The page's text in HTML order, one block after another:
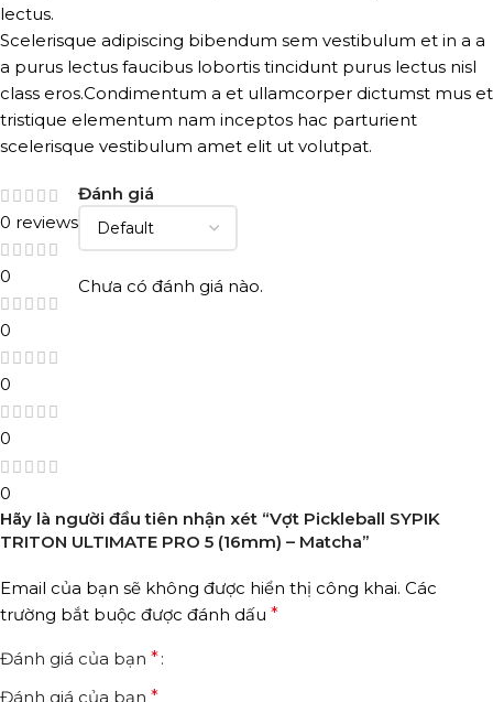
lectus.
Scelerisque adipiscing bibendum sem vestibulum et in a a
a purus lectus faucibus lobortis tincidunt purus lectus nisl
class eros.Condimentum a et ullamcorper dictumst mus et
tristique elementum nam inceptos hac parturient
scelerisque vestibulum amet elit ut volutpat.
0 reviews
0
0
0
0
0
Đánh giá
Chưa có đánh giá nào.
Hãy là người đầu tiên nhận xét “Vợt Pickleball SYPIK
TRITON ULTIMATE PRO 5 (16mm) – Matcha”
Email của bạn sẽ không được hiển thị công khai. Các
trường bắt buộc được đánh dấu *
Đánh giá của bạn *
Đánh giá của bạn *